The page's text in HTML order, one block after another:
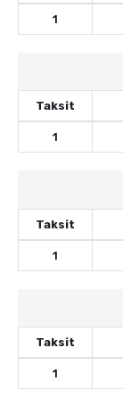
1
Taksit
1
Taksit
1
Taksit
1